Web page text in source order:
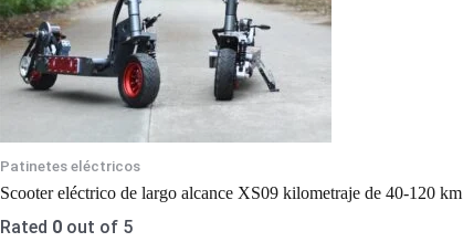
Patinetes eléctricos
Scooter eléctrico de largo alcance XS09 kilometraje de 40-120 km
Rated 0out of 5